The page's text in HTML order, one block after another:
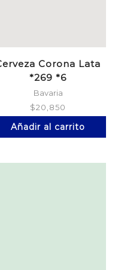
Corona Lata
*269 *6
Bavaria
$20,850
Añadir al carrito